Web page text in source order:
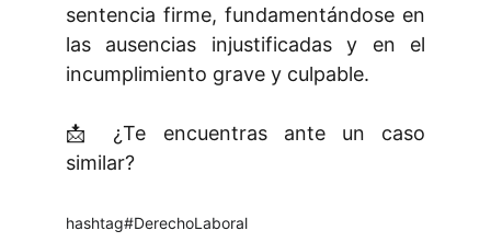
sentencia firme, fundamentándose en
las ausencias injustificadas y en el
incumplimiento grave y culpable.
📩 ¿Te encuentras ante un caso
similar?
hashtag#DerechoLaboral